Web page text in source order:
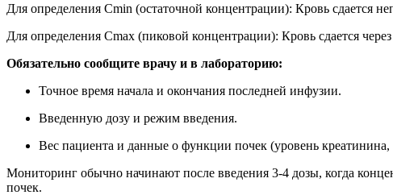
Для определения Cmin (остаточной концентрации): Кровь сдается
Для определения Cmax (пиковой концентрации): Кровь сдается
Обязательно сообщите врачу и в лабораторию:
Точное время начала и окончания последней инфузии.
Введенную дозу и режим введения.
Вес пациента и данные о функции почек (уровень
Мониторинг обычно начинают после введения 3-4 дозы, когда
почек.